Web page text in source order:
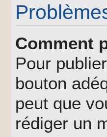
Comment
Pour
bouton
peut que
rédiger un